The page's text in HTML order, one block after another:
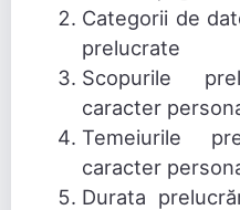
Categorii de
prelucrate
Scopurile
caracter
Temeiurile
caracter
Durata